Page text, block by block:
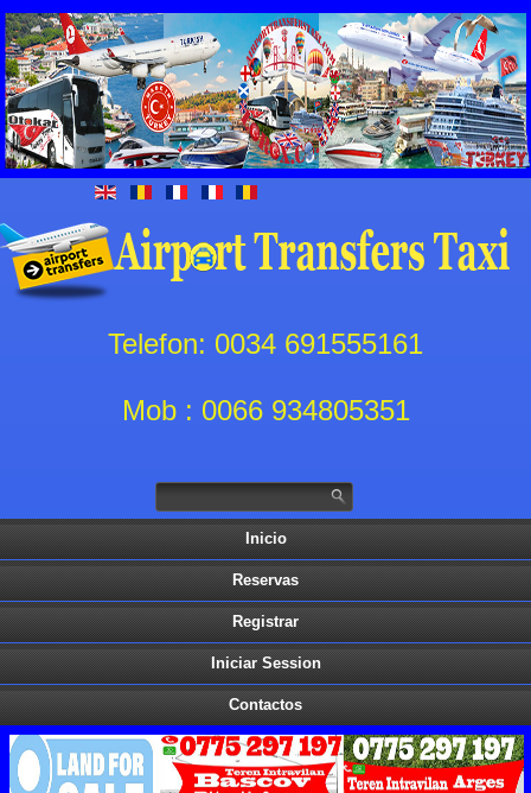
Telefon: 0034 691555161
Mob : 0066 934805351
Inicio
Reservas
Registrar
Iniciar Session
Contactos